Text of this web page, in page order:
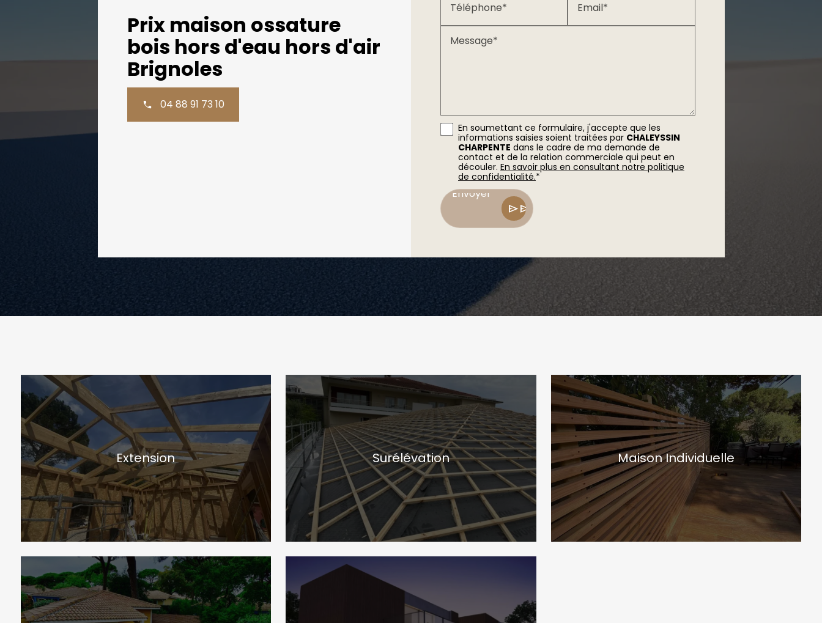
Prix maison ossature
bois hors d'eau hors d'air
Brignoles
04 88 91 73 10
Téléphone* Email*
Message*
En soumettant ce formulaire, j'accepte que les
informations saisies soient traitées par CHALEYSSIN
CHARPENTE dans le cadre de ma demande de
contact et de la relation commerciale qui peut en
découler. En savoir plus en consultant notre politique
de confidentialité.*
Envoyer
Envoyer
sendsend
Extension Surélévation Maison Individuelle